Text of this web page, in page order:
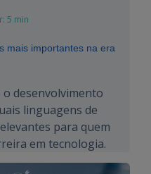
5 min
mais importantes na era
desenvolvimento
linguagens de
para quem
em tecnologia.